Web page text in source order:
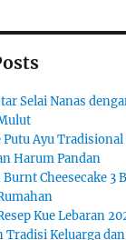
Selai Nanas
Putu Ayu
Harum Pandan
Burnt Cheesecake 3
Kue Lebaran
Tradisi Keluarga